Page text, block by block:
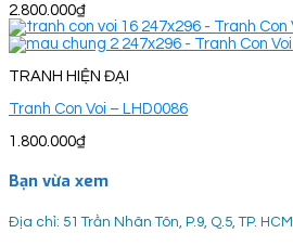
2.800.000₫
TRANH HIỆN ĐẠI
Tranh Con Voi – LHD0086
1.800.000₫
Bạn vừa xem
Địa chỉ: 51 Trần Nhân Tôn, P.9, Q.5, TP. HCM